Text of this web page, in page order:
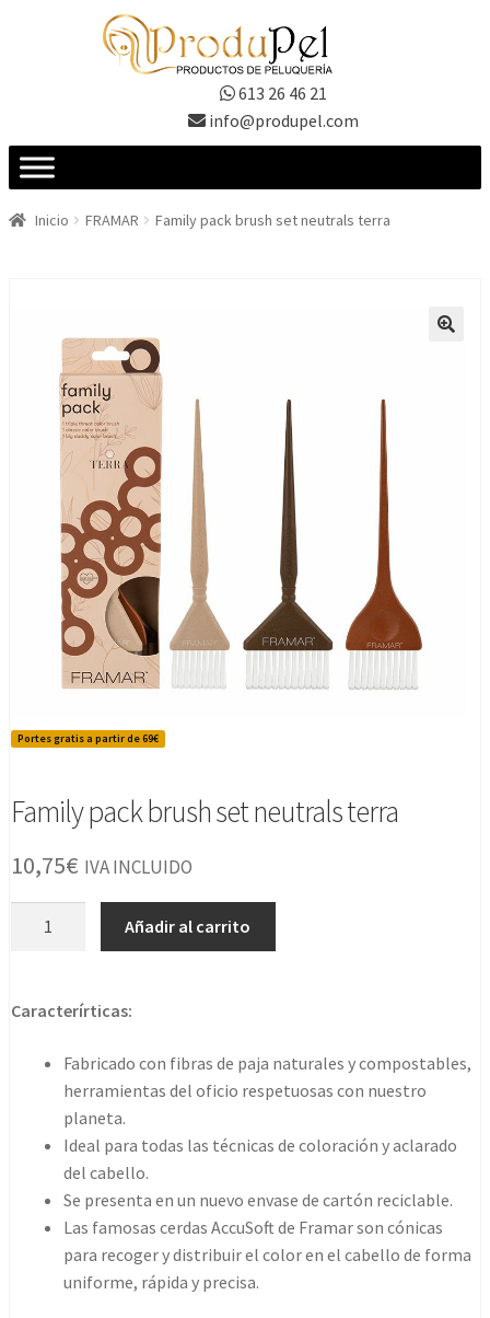
613 26 46 21
info@produpel.com
Inicio FRAMAR Family pack brush set neutrals terra
Portes gratis a partir de 69€
Family pack brush set neutrals terra
10,75€ IVA INCLUIDO
neutrals
Añadir al carrito
Caracterírticas:
Fabricado con fibras de paja naturales y compostables,
herramientas del oficio respetuosas con nuestro
planeta.
Ideal para todas las técnicas de coloración y aclarado
del cabello.
Se presenta en un nuevo envase de cartón reciclable.
Las famosas cerdas AccuSoft de Framar son cónicas
para recoger y distribuir el color en el cabello de forma
uniforme, rápida y precisa.